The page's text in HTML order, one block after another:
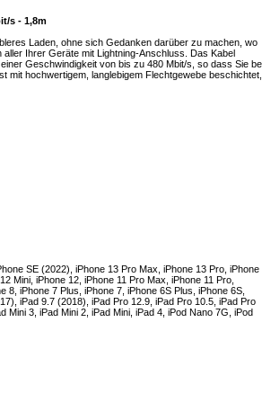
s - 1,8m
Laden, ohne sich Gedanken darüber zu machen, wo
Ihrer Geräte mit Lightning-Anschluss. Das Kabel
Geschwindigkeit von bis zu 480 Mbit/s, so dass Sie
hochwertigem, langlebigem Flechtgewebe beschichtet,
SE (2022), iPhone 13 Pro Max, iPhone 13 Pro, iPhone
Mini, iPhone 12, iPhone 11 Pro Max, iPhone 11 Pro,
8, iPhone 7 Plus, iPhone 7, iPhone 6S Plus, iPhone 6S,
iPad 9.7 (2018), iPad Pro 12.9, iPad Pro 10.5, iPad Pro
Mini 3, iPad Mini 2, iPad Mini, iPad 4, iPod Nano 7G, iPod